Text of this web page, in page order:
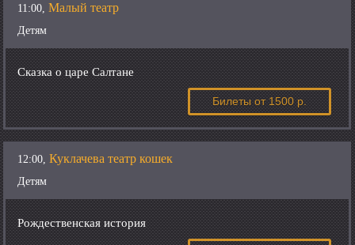
11:00,Малый театр
Детям
Сказка о царе Салтане
Билеты от 1500 р.
12:00,Куклачева театр кошек
Детям
Рождественская история